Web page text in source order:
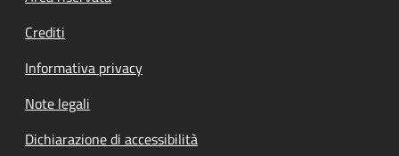
Crediti
Informativa privacy
Note legali
Dichiarazione di accessibilità